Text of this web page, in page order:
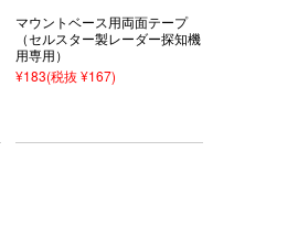
マウントベース用両面テープ
（セルスター製レーダー探知機
用専用）
¥183(税抜 ¥167)